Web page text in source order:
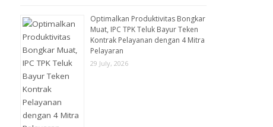
Optimalkan Produktivitas Bongkar
Muat, IPC TPK Teluk Bayur Teken
Kontrak Pelayanan dengan 4 Mitra
Pelayaran
29 July, 2026